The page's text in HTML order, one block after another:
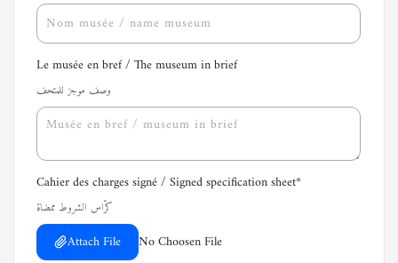
Le musée en bref / The museum in brief
وصف موجز للمتحف
Cahier des charges signé / Signed specification sheet*
كرّاس الشروط ممضاة
Attach File
No Choosen File